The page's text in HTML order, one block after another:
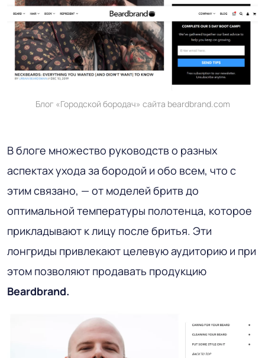
Блог «Городской бородач» сайта beardbrand.com
В блоге множество руководств о разных
аспектах ухода за бородой и обо всем, что с
этим связано, — от моделей бритв до
оптимальной температуры полотенца, которое
прикладывают к лицу после бритья. Эти
лонгриды привлекают целевую аудиторию и при
этом позволяют продавать продукцию
Beardbrand.